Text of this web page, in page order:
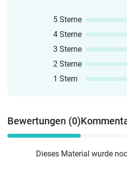
5 Sterne
4 Sterne
3 Sterne
2 Sterne
1 Stern
Bewertungen (0)
Dieses Material wurde